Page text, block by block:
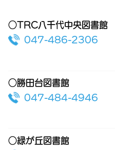
○TRC八千代中央図書館
047-486-2306
○勝田台図書館
047-484-4946
○緑が丘図書館